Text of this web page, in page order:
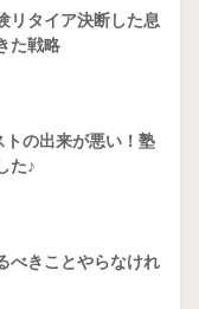
リタイア決断した息
た戦略
トの出来が悪い！塾
た♪
べきことやらなけれ